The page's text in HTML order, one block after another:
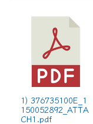
1) 376735100E_1
150052892_ATTA
CH1.pdf